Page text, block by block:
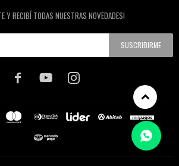
Y RECIBÍ TODAS NUESTRAS NOVEDADES!
SUSCRIBIRME
  